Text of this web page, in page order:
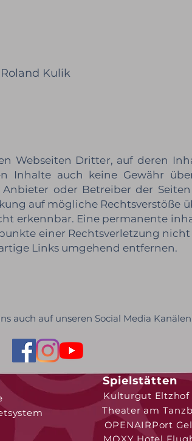
Roland Kulik
Webseiten Dritter, auf deren
Inhalte auch keine Gewähr
oder Betreiber der
auf mögliche Rechtsverstöße
erkennbar. Eine permanente
einer Rechtsverletzung
Links umgehend entfernen.
auch auf unseren Social Media
Spielstätten
Kulturgut Eltzhof
Theater am
OPENAIRPort
MOXY Hotel